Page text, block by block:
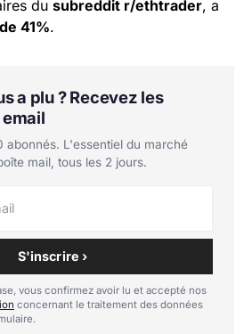
du subreddit r/ethtrader, a
41%.
a plu ? Recevez les
abonnés. L'essentiel du marché
mail, tous les 2 jours.
S'inscrire ›
vous confirmez avoir lu et accepté nos
concernant le traitement des données